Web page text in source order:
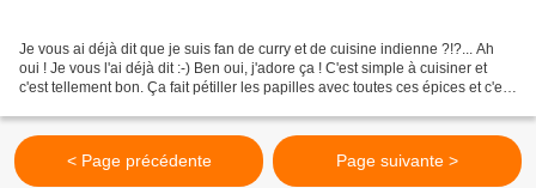
Je vous ai déjà dit que je suis fan de curry et de cuisine indienne ?!?... Ah
oui ! Je vous l'ai déjà dit :-) Ben oui, j'adore ça ! C'est simple à cuisiner et
c'est tellement bon. Ça fait pétiller les papilles avec toutes ces épices et c'est
< Page précédente Page suivante >